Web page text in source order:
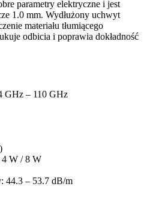
parametry elektryczne i jest
1.0 mm. Wydłużony uchwyt
materiału tłumiącego
odbicia i poprawia dokładność
GHz – 110 GHz
4 W / 8 W
44.3 – 53.7 dB/m